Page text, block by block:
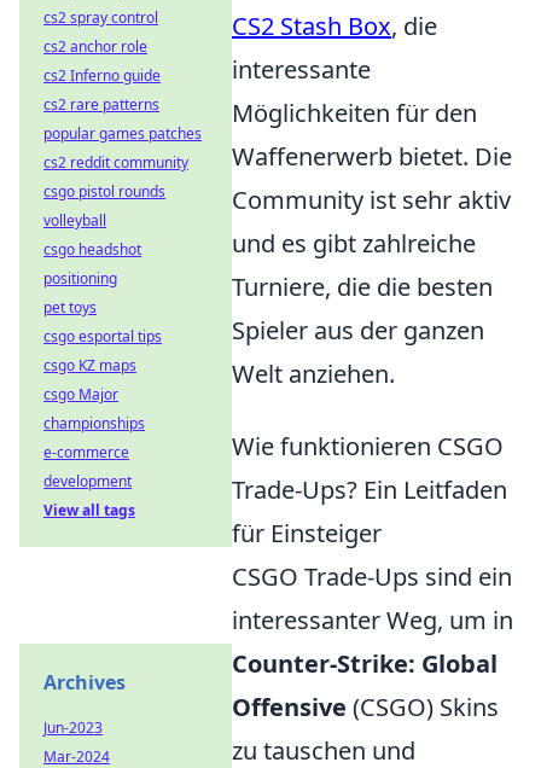
CS2 Stash Box, die
interessante
Möglichkeiten für den
Waffenerwerb bietet. Die
Community ist sehr aktiv
und es gibt zahlreiche
Turniere, die die besten
Spieler aus der ganzen
Welt anziehen.
Wie funktionieren CSGO
Trade-Ups? Ein Leitfaden
für Einsteiger
CSGO Trade-Ups sind ein
interessanter Weg, um in
Counter-Strike: Global
Offensive (CSGO) Skins
zu tauschen und
cs2 spray control
cs2 anchor role
cs2 Inferno guide
cs2 rare patterns
popular games patches
cs2 reddit community
csgo pistol rounds
volleyball
csgo headshot
positioning
pet toys
csgo esportal tips
csgo KZ maps
csgo Major
championships
e-commerce
development
View all tags
Archives
Jun-2023
Mar-2024